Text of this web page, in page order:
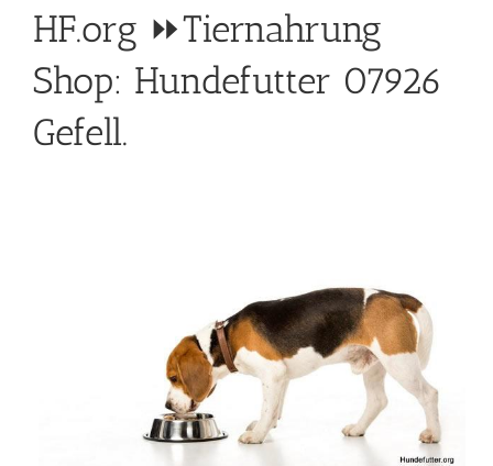
HF.org ⏩Tiernahrung
Shop: Hundefutter 07926
Gefell.